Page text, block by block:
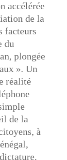
accélérée
de la
facteurs
du
plongée
». Un
réalité
de la
à